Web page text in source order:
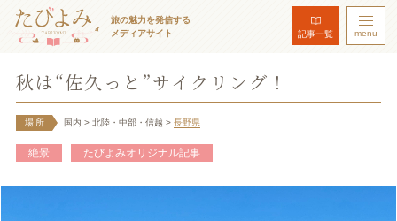
旅の魅力を発信する
メディアサイト
記事一覧 menu
秋は“佐久っと”サイクリング！
場所 国内 > 北陸・中部・信越 > 長野県
絶景 たびよみオリジナル記事